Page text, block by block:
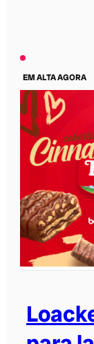
EM ALTA AGORA